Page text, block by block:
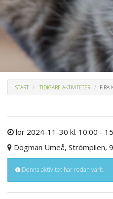
START TIDIGARE AKTIVITETER FIRA
lör 2024-11-30 kl. 10:00 -
Dogman Umeå, Strömpilen,
Denna aktivitet har redan varit.